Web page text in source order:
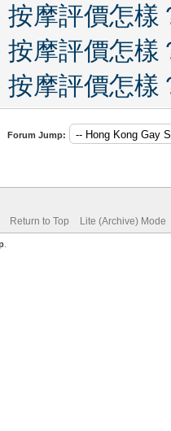
摩評價怎樣
摩評價怎樣
摩評價怎樣
Forum Jump:
Return to Top Lite (Archive) Mode